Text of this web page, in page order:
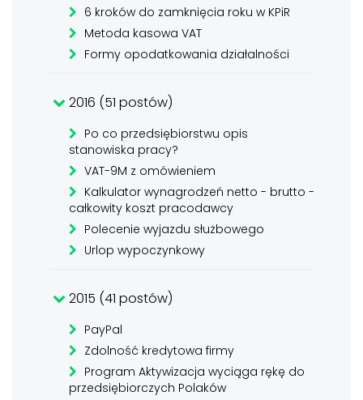
6 kroków do zamknięcia roku w KPiR
Metoda kasowa VAT
Formy opodatkowania działalności
2016 (51 postów)
Po co przedsiębiorstwu opis
stanowiska pracy?
VAT-9M z omówieniem
Kalkulator wynagrodzeń netto - brutto -
całkowity koszt pracodawcy
Polecenie wyjazdu służbowego
Urlop wypoczynkowy
2015 (41 postów)
PayPal
Zdolność kredytowa firmy
Program Aktywizacja wyciąga rękę do
przedsiębiorczych Polaków